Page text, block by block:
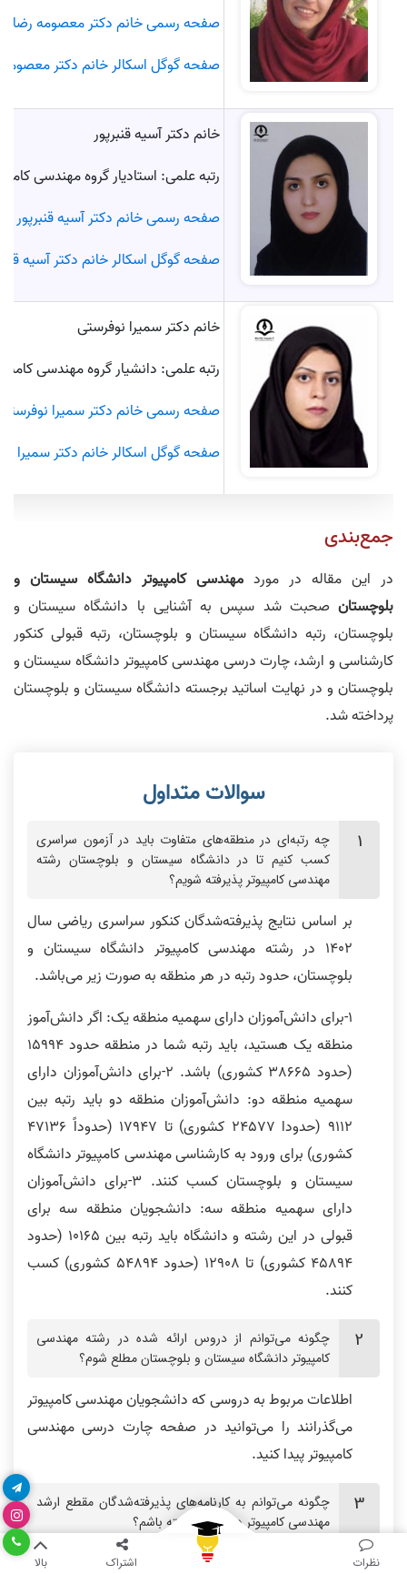
نظرات اشتراک بالا
صفحه رسمی خانم دکتر معصومه
صفحه گوگل اسکالر خانم دکتر
خانم دکتر آسیه قنبرپور
رتبه علمی: استادیار گروه مهندسی
صفحه رسمی خانم دکتر آسیه قنبرپور
صفحه گوگل اسکالر خانم دکتر آسیه
خانم دکتر سمیرا نوفرستی
رتبه علمی: دانشیار گروه مهندسی
صفحه رسمی خانم دکتر سمیرا نوفرستی
صفحه گوگل اسکالر خانم دکتر سمیرا
جمع‌بندی
در این مقاله در مورد مهندسی کامپیوتر دانشگاه سیستان و
بلوچستان صحبت شد سپس به آشنایی با دانشگاه سیستان و
بلوچستان، رتبه دانشگاه سیستان و بلوچستان، رتبه قبولی کنکور
کارشناسی و ارشد، چارت درسی مهندسی کامپیوتر دانشگاه سیستان و
بلوچستان و در نهایت اساتید برجسته دانشگاه سیستان و بلوچستان
پرداخته شد.
چه رتبه‌ای در منطقه‌های متفاوت باید در آزمون سراسری
کسب کنیم تا در دانشگاه سیستان و بلوچستان رشته
مهندسی کامپیوتر پذیرفته شویم؟
بر اساس نتایج پذیرفته‌شدگان کنکور سراسری ریاضی سال
1402 در رشته مهندسی کامپیوتر دانشگاه سیستان و
بلوچستان، حدود رتبه در هر منطقه به صورت زیر می‌باشد.
1-برای دانش‌آموزان دارای سهمیه منطقه یک: اگر دانش‌آموز
منطقه یک هستید، باید رتبه شما در منطقه حدود 15994
(حدود 38665 کشوری) باشد. 2-برای دانش‌آموزان دارای
سهمیه منطقه دو: دانش‌‌آموزان منطقه دو باید رتبه بین
9112 (حدودا 24577 کشوری) تا 17947 (حدوداً 47136
کشوری) برای ورود به کارشناسی مهندسی کامپیوتر دانشگاه
سیستان و بلوچستان کسب کنند. 3-برای دانش‌آموزان
دارای سهمیه منطقه سه: دانشجویان منطقه سه برای
قبولی در این رشته و دانشگاه باید رتبه بین 10165 (حدود
45894 کشوری) تا 12908 (حدود 54894 کشوری) کسب
کنند.
چگونه‌ می‌توانم از دروس ارائه شده در رشته مهندسی
کامپیوتر دانشگاه سیستان و بلوچستان مطلع شوم؟
اطلاعات مربوط به دروسی که دانشجویان مهندسی کامپیوتر
می‌گذرانند را می‌توانید در صفحه چارت درسی مهندسی
کامپیوتر پیدا کنید.
چگونه‌ می‌توانم به کارنامه‌های پذیرفته‌شدگان مقطع ارشد
مهندسی کامپیوتر دسترسی داشته باشم؟
شما با مراجعه به کارنامه‌های کنکور ارشد کامپیوتر می‌توانید